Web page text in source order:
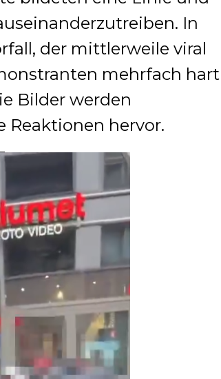
In
der mittlerweile viral
mehrfach hart
Bilder werden
Reaktionen hervor.